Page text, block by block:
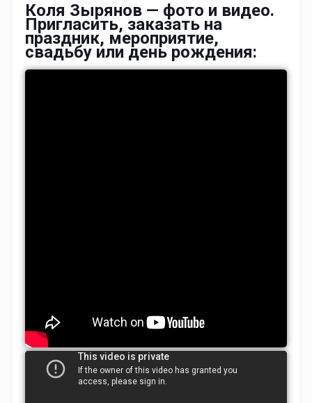
Коля Зырянов — фото и видео.
Пригласить, заказать на
праздник, мероприятие,
свадьбу или день рождения: